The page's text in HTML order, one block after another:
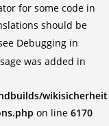
for some code in
should be
Debugging in
was added in
wikisicherheit
on line 6170